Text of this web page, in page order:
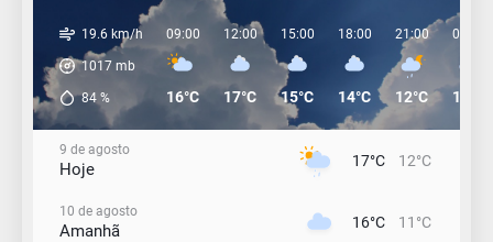
19.6 km/h
1017 mb
84 %
09:00
16°C
12:00
17°C
15:00
15°C
18:00
14°C
21:00
12°C
00:00
12°C
9 de agosto
Hoje 17°C 12°C
10 de agosto
Amanhã 16°C 11°C